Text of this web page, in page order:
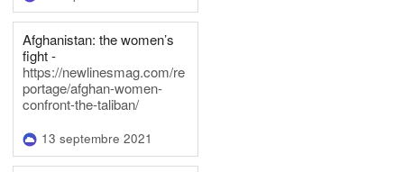
Afghanistan: the women’s
fight -
https://newlinesmag.com/re
portage/afghan-women-
confront-the-taliban/
13 septembre 2021